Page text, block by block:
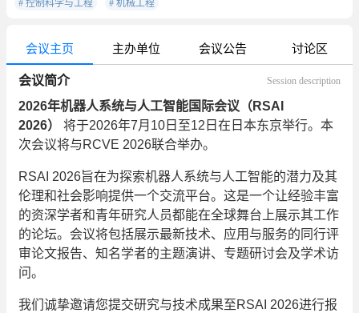
# 控制科学与工程 # 机械工程
会议主页 主办单位 会议公告 讨论区
会议简介 Session description
2026年机器人系统与人工智能国际会议（RSAI
2026）
将于2026年7月10日至12日在日本东京举行。本
次会议将与RCVE 2026联合举办。
RSAI 2026旨在为探索机器人系统与人工智能的潜力及其
伦理和社会影响提供一个交流平台。这是一个让经验丰富
的资深学者和青年研究人员都能在全球舞台上展示其工作
的论坛。会议将包括展示最新技术、应用与服务的同行评
审论文报告、知名学者的主题演讲、专题研讨会及学术访
问。
我们诚挚邀请您提交研究与技术成果至RSAI 2026进行报